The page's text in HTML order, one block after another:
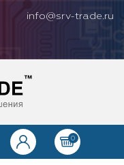
info@srv-trade.ru
0